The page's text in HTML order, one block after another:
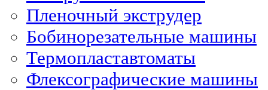
Пленочный экструдер
Бобинорезательные машины
Термопластавтоматы
Флексографические машины